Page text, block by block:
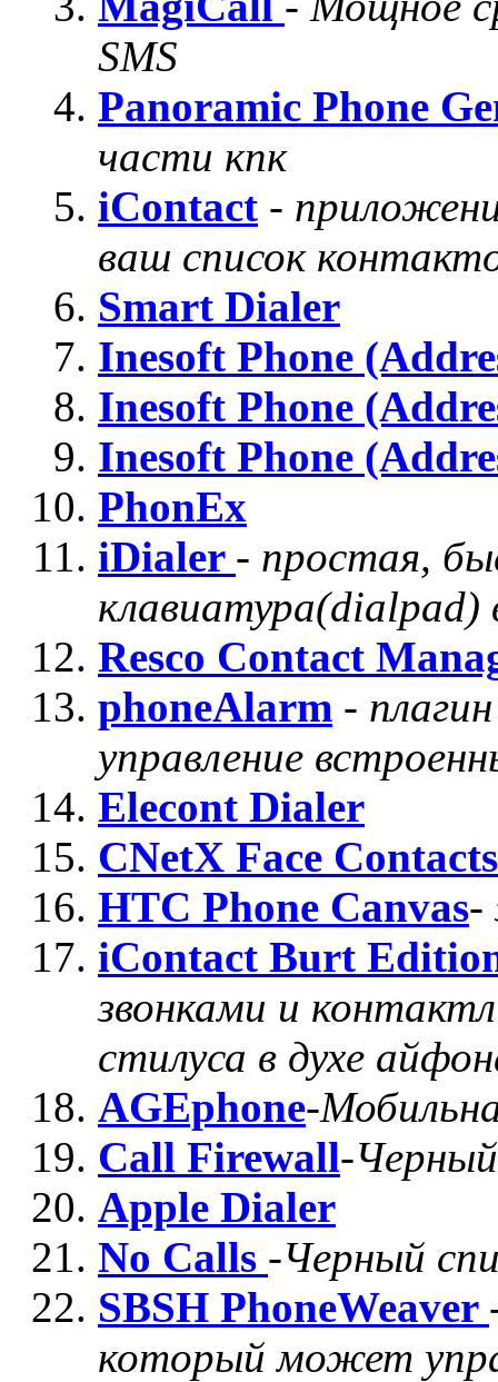
SMS
Panoramic Phone
части кпк
iContact -
ваш список
Smart Dialer
Inesoft Phone
Inesoft Phone
Inesoft Phone
PhonEx
iDialer - простая,
клавиатура(dialpad)
Resco Contact
phoneAlarm -
управление
Elecont Dialer
CNetX Face Contacts
HTC Phone Canvas-
iContact Burt
звонками и
стилуса в духе
AGEphone-
Call Firewall-
Apple Dialer
No Calls -Черный
SBSH PhoneWeaver
который может